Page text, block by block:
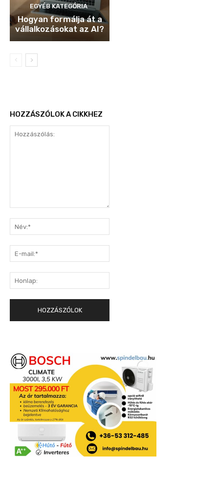
EGYÉB KATEGÓRIA
Hogyan formálja át a
vállalkozásokat az AI?
HOZZÁSZÓLOK A CIKKHEZ
mail:*